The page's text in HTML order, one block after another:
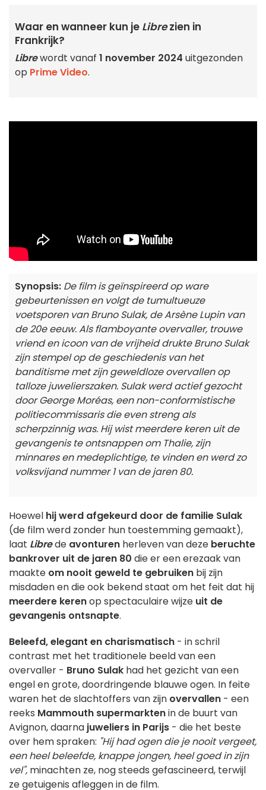
Waar en wanneer kun je Librezien in
Frankrijk?
Librewordt vanaf 1 november 2024 uitgezonden
op Prime Video.
Synopsis: De film is geïnspireerd op ware
gebeurtenissen en volgt de tumultueuze
voetsporen van Bruno Sulak, de Arsène Lupin van
de 20e eeuw. Als flamboyante overvaller, trouwe
vriend en icoon van de vrijheid drukte Bruno Sulak
zijn stempel op de geschiedenis van het
banditisme met zijn geweldloze overvallen op
talloze juwelierszaken. Sulak werd actief gezocht
door George Moréas, een non-conformistische
politiecommissaris die even streng als
scherpzinnig was. Hij wist meerdere keren uit de
gevangenis te ontsnappen om Thalie, zijn
minnares en medeplichtige, te vinden en werd zo
volksvijand nummer 1 van de jaren 80.
Hoewel hij werd afgekeurd door de familie Sulak
(de film werd zonder hun toestemming gemaakt),
laat Librede avonturen herleven van deze beruchte
bankrover uit de jaren 80 die er een erezaak van
maakte om nooit geweld te gebruiken bij zijn
misdaden en die ook bekend staat om het feit dat hij
meerdere kerenop spectaculaire wijze uit de
gevangenis ontsnapte.
Beleefd, elegant en charismatisch - in schril
contrast met het traditionele beeld van een
overvaller - Bruno Sulak had het gezicht van een
engel en grote, doordringende blauwe ogen. In feite
waren het de slachtoffers van zijn overvallen - een
reeks Mammouth supermarktenin de buurt van
Avignon, daarna juweliers in Parijs - die het beste
over hem spraken: "Hij had ogen die je nooit vergeet,
een heel beleefde, knappe jongen, heel goed in zijn
vel", minachten ze, nog steeds gefascineerd, terwijl
ze getuigenis afleggen in de film.